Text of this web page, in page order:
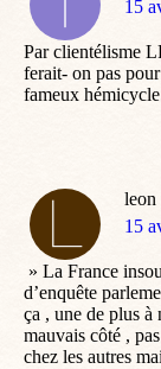
dit
15
Par clientélisme
ferait- on pas
fameux
leon
dit
15
» La France
d’enquête
ça , une de plus
mauvais côté ,
chez les autres